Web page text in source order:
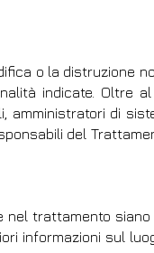
o la
indicate. Oltre
amministratori di
del
trattamento siano
informazioni sul